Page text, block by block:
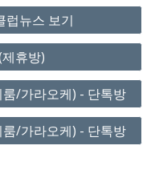
럽뉴스 보기
휴방)
/가라오케) - 단톡방
/가라오케) - 단톡방